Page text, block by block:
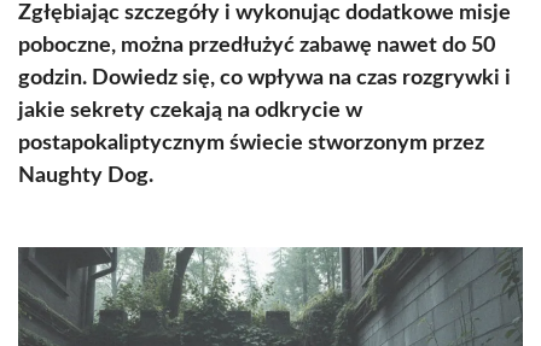
Zgłębiając szczegóły i wykonując dodatkowe misje
poboczne, można przedłużyć zabawę nawet do 50
godzin. Dowiedz się, co wpływa na czas rozgrywki i
jakie sekrety czekają na odkrycie w
postapokaliptycznym świecie stworzonym przez
Naughty Dog.